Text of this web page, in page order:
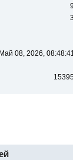
08, 2026,